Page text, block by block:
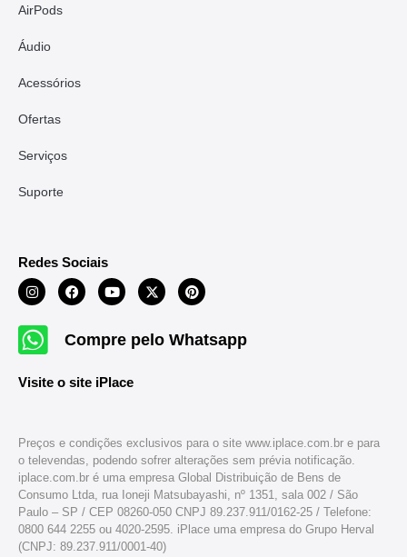
AirPods
Áudio
Acessórios
Ofertas
Serviços
Suporte
Redes Sociais
Compre pelo Whatsapp
Visite o site iPlace
Preços e condições exclusivos para o site www.iplace.com.br e para
o televendas, podendo sofrer alterações sem prévia notificação.
iplace.com.br é uma empresa Global Distribuição de Bens de
Consumo Ltda, rua Ioneji Matsubayashi, nº 1351, sala 002 / São
Paulo – SP / CEP 08260-050 CNPJ 89.237.911/0162-25 / Telefone:
0800 644 2255 ou 4020-2595. iPlace uma empresa do Grupo Herval
(CNPJ: 89.237.911/0001-40)